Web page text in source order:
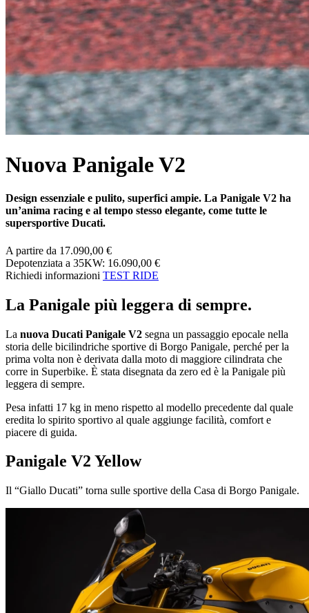
Nuova Panigale V2
Design essenziale e pulito, superfici ampie. La Panigale V2 ha
un’anima racing e al tempo stesso elegante, come tutte le
supersportive Ducati.
A partire da 17.090,00 €
Depotenziata a 35KW: 16.090,00 €
Richiedi informazioni TEST RIDE
La Panigale più leggera di sempre.
La nuova Ducati Panigale V2 segna un passaggio epocale nella
storia delle bicilindriche sportive di Borgo Panigale, perché per la
prima volta non è derivata dalla moto di maggiore cilindrata che
corre in Superbike. È stata disegnata da zero ed è la Panigale più
leggera di sempre.
Pesa infatti 17 kg in meno rispetto al modello precedente dal quale
eredita lo spirito sportivo al quale aggiunge facilità, comfort e
piacere di guida.
Panigale V2 Yellow
Il “Giallo Ducati” torna sulle sportive della Casa di Borgo Panigale.